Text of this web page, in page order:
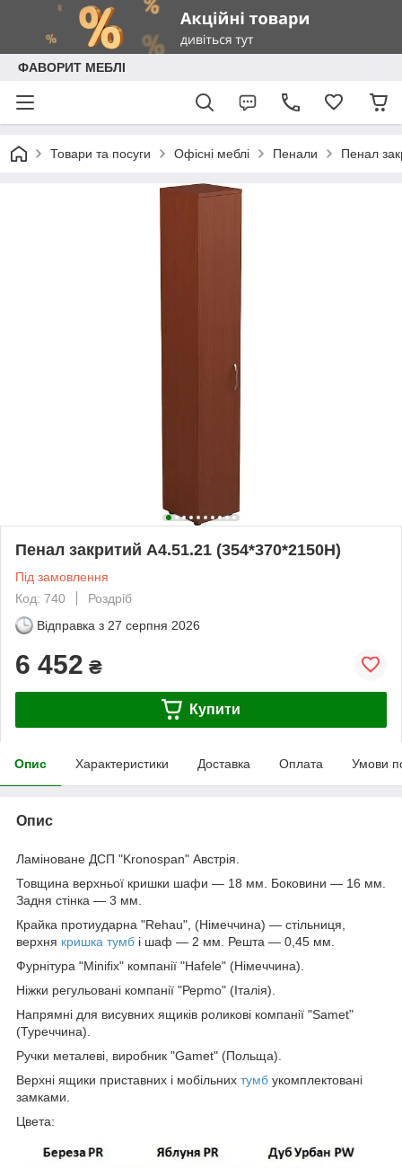
ФАВОРИТ МЕБЛІ
Товари та посуги Офісні меблі Пенали Пенал
Пенал закритий А4.51.21 (354*370*2150H)
Під замовлення
Код: 740
Роздріб
Відправка з 27 серпня 2026
6 452 ₴
Купити
Опис Характеристики Доставка Оплата Умови
Опис
Ламіноване ДСП "Kronospan" Австрія.
Товщина верхньої кришки шафи — 18 мм. Боковини — 16 мм.
Задня стінка — 3 мм.
Крайка протиударна "Rehau", (Німеччина) — стільниця,
верхня кришка тумб і шаф — 2 мм. Решта — 0,45 мм.
Фурнітура "Minifix" компанії "Hafele" (Німеччина).
Ніжки регульовані компанії "Рерmo" (Італія).
Напрямні для висувних ящиків роликові компанії "Samet"
(Туреччина).
Ручки металеві, виробник "Gamet" (Польща).
Верхні ящики приставних і мобільних тумб укомплектовані
замками.
Цвета: